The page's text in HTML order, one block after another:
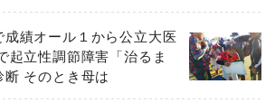
成績オール１から公立大医
起立性調節障害「治るま
そのとき母は